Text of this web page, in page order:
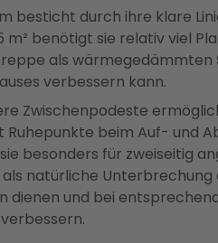
besticht durch ihre klare
benötigt sie relativ viel
als wärmegedämmten
verbessern kann.
Zwischenpodeste
beim Auf- und
besonders für zweiseitig
natürliche Unterbrechung
dienen und bei